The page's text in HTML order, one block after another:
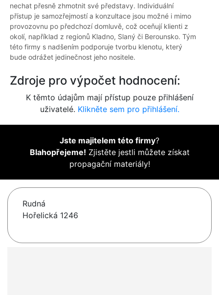
nechat přesně zhmotnit své představy. Individuální
přístup je samozřejmostí a konzultace jsou možné i mimo
provozovnu po předchozí domluvě, což oceňují klienti z
okolí, například z regionů Kladno, Slaný či Berounsko. Tým
této firmy s nadšením podporuje tvorbu klenotu, který
bude odrážet jedinečnost jeho nositele.
Zdroje pro výpočet hodnocení:
K těmto údajům mají přístup pouze přihlášení
uživatelé. Klikněte sem pro přihlášení.
Jste majitelem této firmy?
Blahopřejeme! Zjistěte jestli můžete získat
propagační materiály!
Rudná
Hořelická 1246